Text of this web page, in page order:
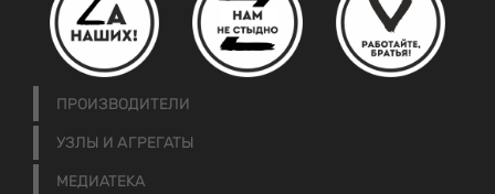
ПРОИЗВОДИТЕЛИ
УЗЛЫ И АГРЕГАТЫ
МЕДИАТЕКА